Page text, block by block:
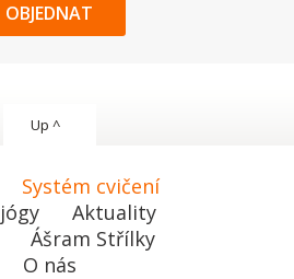
OBJEDNAT
Up ^
Systém cvičení
Aktuality
Ášram Střílky
O nás